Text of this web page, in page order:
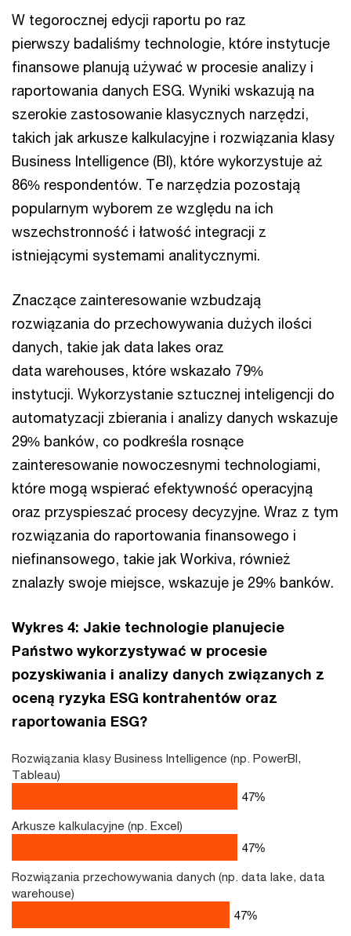
W tegorocznej edycji raportu po raz
pierwszy badaliśmy technologie, które instytucje
finansowe planują używać w procesie analizy i
raportowania danych ESG. Wyniki wskazują na
szerokie zastosowanie klasycznych narzędzi,
takich jak arkusze kalkulacyjne i rozwiązania klasy
Business Intelligence (BI), które wykorzystuje aż
86% respondentów. Te narzędzia pozostają
popularnym wyborem ze względu na ich
wszechstronność i łatwość integracji z
istniejącymi systemami analitycznymi.
Znaczące zainteresowanie wzbudzają
rozwiązania do przechowywania dużych ilości
danych, takie jak data lakes oraz
data warehouses, które wskazało 79%
instytucji. Wykorzystanie sztucznej inteligencji do
automatyzacji zbierania i analizy danych wskazuje
29% banków, co podkreśla rosnące
zainteresowanie nowoczesnymi technologiami,
które mogą wspierać efektywność operacyjną
oraz przyspieszać procesy decyzyjne. Wraz z tym
rozwiązania do raportowania finansowego i
niefinansowego, takie jak Workiva, również
znalazły swoje miejsce, wskazuje je 29% banków.
Wykres 4: Jakie technologie planujecie
Państwo wykorzystywać w procesie
pozyskiwania i analizy danych związanych z
oceną ryzyka ESG kontrahentów oraz
raportowania ESG?
Rozwiązania klasy Business Intelligence (np. PowerBI,
Tableau)
Arkusze kalkulacyjne (np. Excel)
Rozwiązania przechowywania danych (np. data lake, data
warehouse)